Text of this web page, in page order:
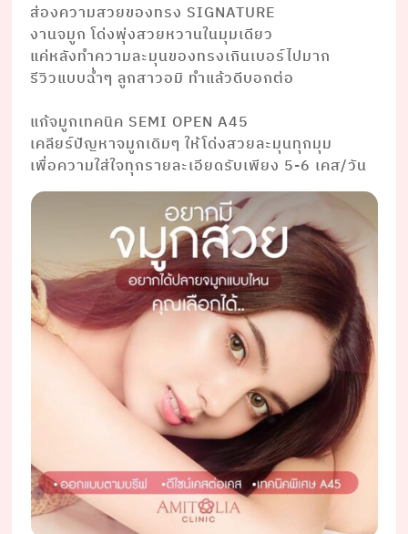
ส่องความสวยของทรง SIGNATURE
งานจมูก โด่งพุ่งสวยหวานในมุมเดียว
แค่หลังทำความละมุนของทรงเกินเบอร์ไปมาก
รีวิวแบบฉ่ำๆ ลูกสาวอมิ ทำแล้วดีบอกต่อ
แก้จมูกเทคนิค SEMI OPEN A45
เคลียร์ปัญหาจมูกเดิมๆ ให้โด่งสวยละมุนทุกมุม
เพื่อความใส่ใจทุกรายละเอียดรับเพียง 5-6 เคส/วัน